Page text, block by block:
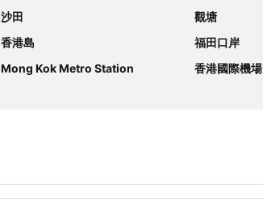
沙田
觀塘
香港島
福田口岸
Mong Kok Metro Station
香港國際機場